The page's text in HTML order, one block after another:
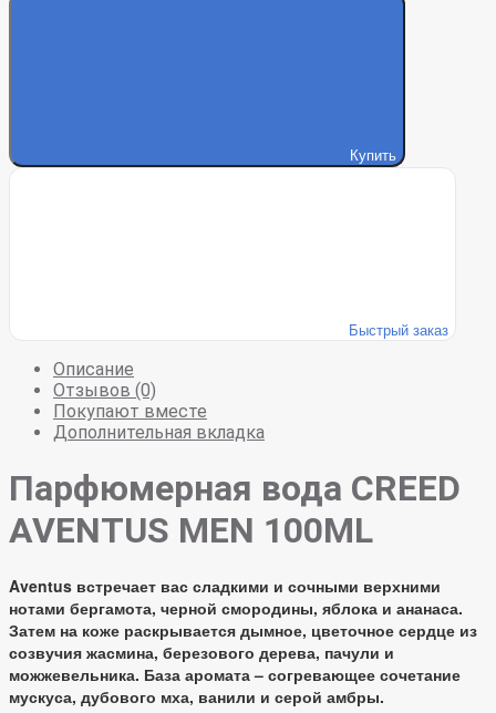
Купить
Быстрый заказ
Описание
Отзывов (0)
Покупают вместе
Дополнительная вкладка
Парфюмерная вода CREED
AVENTUS MEN 100ML
Aventus встречает вас сладкими и сочными верхними
нотами бергамота, черной смородины, яблока и ананаса.
Затем на коже раскрывается дымное, цветочное сердце из
созвучия жасмина, березового дерева, пачули и
можжевельника. База аромата – согревающее сочетание
мускуса, дубового мха, ванили и серой амбры.